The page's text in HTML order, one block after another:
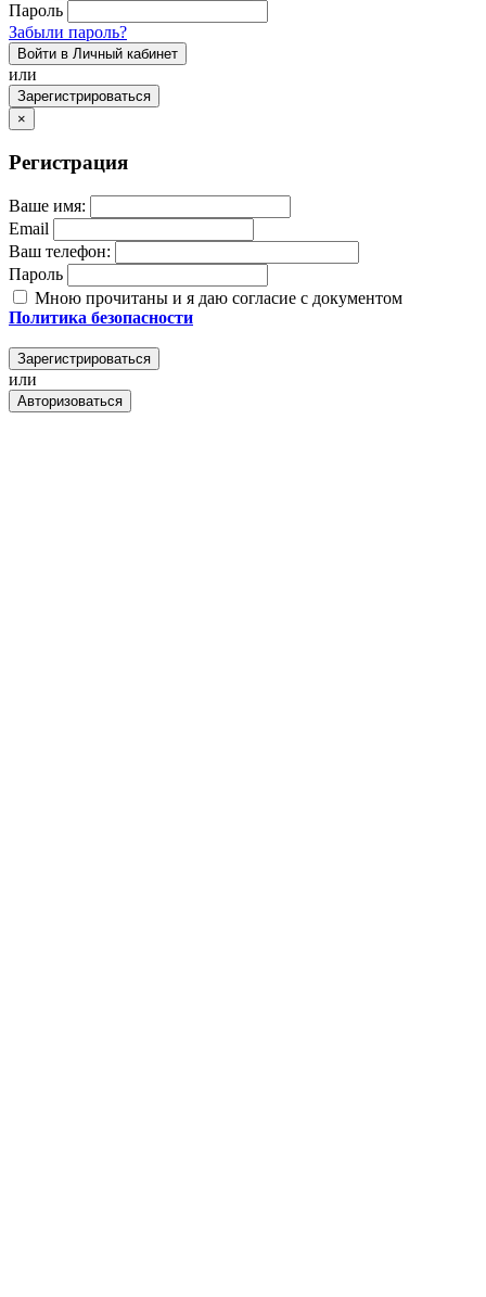
Пароль
Забыли пароль?
Войти в Личный кабинет
или
Зарегистрироваться
×
Регистрация
Ваше имя:
Email
Ваш телефон:
Пароль
Мною прочитаны и я даю согласие с документом
Политика безопасности
Зарегистрироваться
или
Авторизоваться